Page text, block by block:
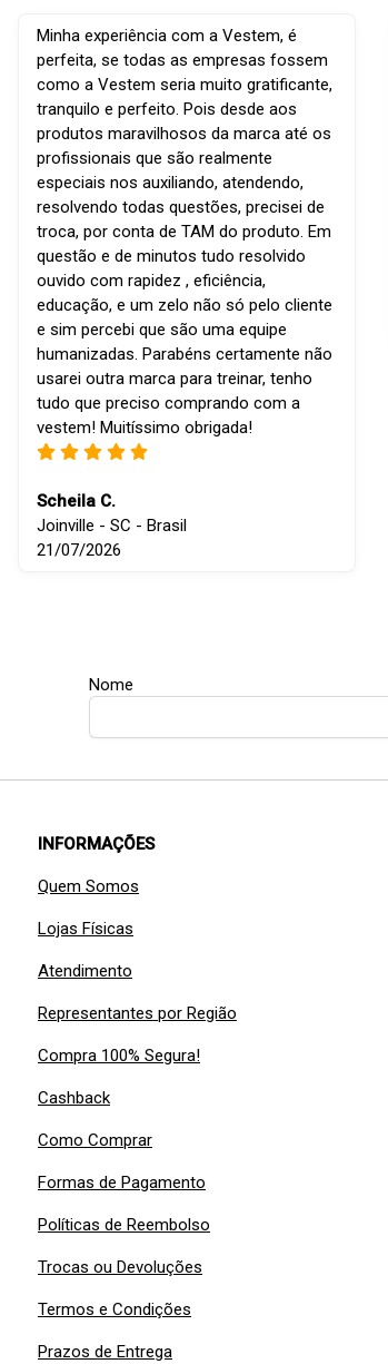
Minha experiência com a Vestem, é
perfeita, se todas as empresas fossem
como a Vestem seria muito gratificante,
tranquilo e perfeito. Pois desde aos
produtos maravilhosos da marca até os
profissionais que são realmente
especiais nos auxiliando, atendendo,
resolvendo todas questões, precisei de
troca, por conta de TAM do produto. Em
questão e de minutos tudo resolvido
ouvido com rapidez , eficiência,
educação, e um zelo não só pelo cliente
e sim percebi que são uma equipe
humanizadas. Parabéns certamente não
usarei outra marca para treinar, tenho
tudo que preciso comprando com a
vestem! Muitíssimo obrigada!
Scheila C.
Joinville - SC - Brasil
21/07/2026
Nome
INFORMAÇÕES
Quem Somos
Lojas Físicas
Atendimento
Representantes por Região
Compra 100% Segura!
Cashback
Como Comprar
Formas de Pagamento
Políticas de Reembolso
Trocas ou Devoluções
Termos e Condições
Prazos de Entrega